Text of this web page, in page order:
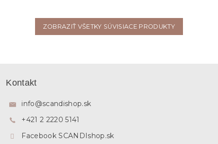
ZOBRAZIŤ VŠETKY SÚVISIACE PRODUKTY
Kontakt
info@scandishop.sk
+421 2 2220 5141
Facebook SCANDIshop.sk